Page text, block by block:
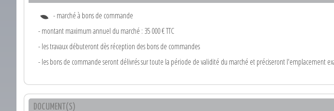
- marché à bons de commande
- montant maximum annuel du marché : 35 000 € TTC
- les travaux débuteront dès réception des bons de commandes
- les bons de commande seront délivrés sur toute la période de validité du marché et préciseront l'emplacement
DOCUMENT(S)